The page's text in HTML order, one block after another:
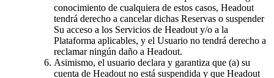
conocimiento de cualquiera de estos casos, Headout
tendrá derecho a cancelar dichas Reservas o suspender
Su acceso a los Servicios de Headout y/o a la
Plataforma aplicables, y el Usuario no tendrá derecho a
reclamar ningún daño a Headout.
Asimismo, el usuario declara y garantiza que (a) su
cuenta de Headout no está suspendida y que Headout